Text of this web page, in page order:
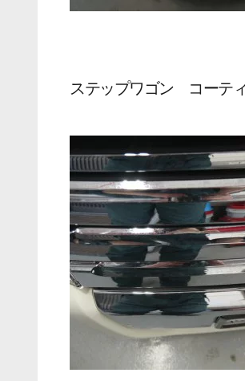
ステップワゴン コーテ